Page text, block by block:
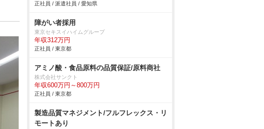
正社員 / 派遣社員 / 愛知県
障がい者採用
東京セキスイハイムグループ
年収312万円
正社員 / 東京都
アミノ酸・食品原料の品質保証/原料商社
株式会社サンクト
年収600万円～800万円
正社員 / 東京都
製造品質マネジメント/フルフレックス・リ
モートあり